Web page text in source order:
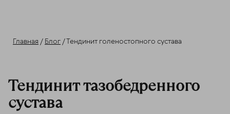
Главная / Блог / Тендинит голеностопного сустава
Тендинит тазобедренного
сустава